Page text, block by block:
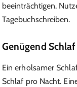
beeinträchtigen.
Tagebuchschreiben.
Genügend Schlaf
Ein erholsamer
Schlaf pro Nacht.